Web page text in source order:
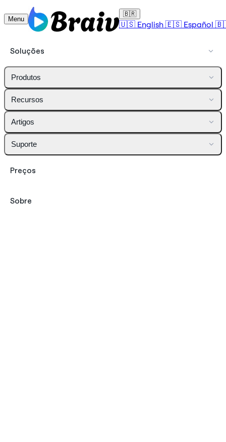
Menu
🇧🇷
🇺🇸 English 🇪🇸 Español
Soluções
Produtos
Recursos
Artigos
Suporte
Preços
Sobre